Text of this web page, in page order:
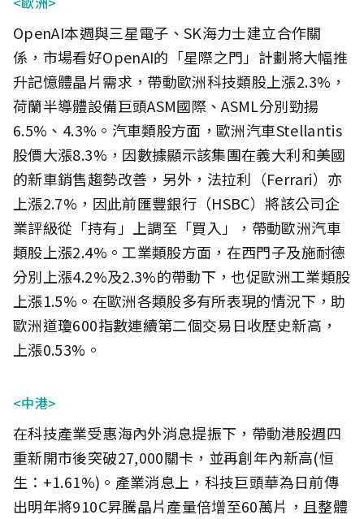
OpenAI本週與三星電子、SK海力士建立合作關
係，市場看好OpenAI的「星際之門」計劃將大幅推
升記憶體晶片需求，帶動歐洲科技類股上漲2.3%，
荷蘭半導體設備巨頭ASM國際、ASML分別勁揚
6.5%、4.3%。汽車類股方面，歐洲汽車Stellantis
股價大漲8.3%，因數據顯示該集團在義大利和美國
的新車銷售趨勢改善，另外，法拉利（Ferrari）亦
上漲2.7%，因此前匯豐銀行（HSBC）將該公司企
業評級從「持有」上調至「買入」，帶動歐洲汽車
類股上漲2.4%。工業類股方面，在西門子及施耐德
分別上漲4.2%及2.3%的帶動下，也促歐洲工業類股
上漲1.5%。在歐洲各類股多有所表現的情況下，助
歐洲道瓊600指數連續第二個交易日收歷史新高，
上漲0.53%。
<中港>
在科技產業受惠海內外消息提振下，帶動港股週四
重新開市後突破27,000關卡，並再創年內新高(恒
生：+1.61%)。產業消息上，科技巨頭華為日前傳
出明年將910C昇騰晶片產量倍增至60萬片，且整體